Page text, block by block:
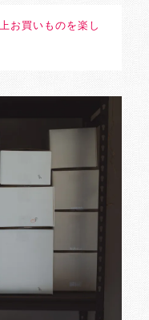
お買いものを楽し